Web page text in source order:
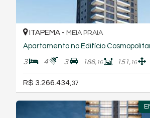
ITAPEMA - MEIA PRAIA
3 4 3 186, 16 151, 16
R$ 3.266.434, 37